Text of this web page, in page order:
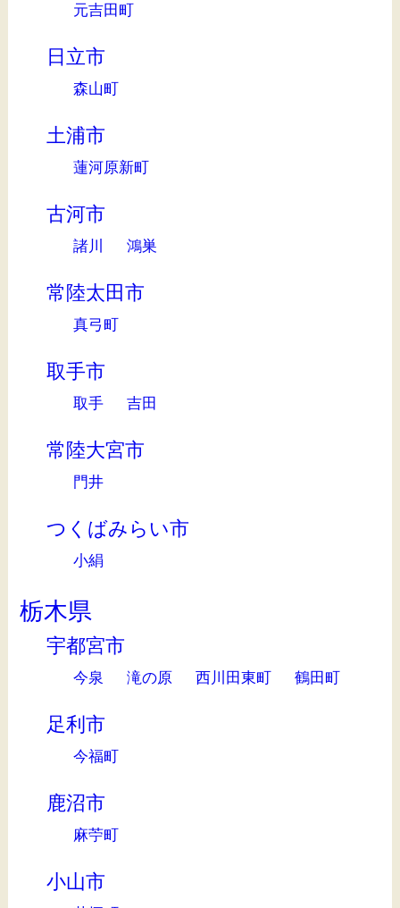
元吉田町
日立市
森山町
土浦市
蓮河原新町
古河市
諸川 鴻巣
常陸太田市
真弓町
取手市
取手 吉田
常陸大宮市
門井
つくばみらい市
小絹
栃木県
宇都宮市
今泉 滝の原 西川田東町 鶴田町
足利市
今福町
鹿沼市
麻苧町
小山市